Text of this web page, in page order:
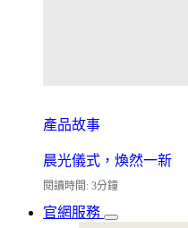
產品故事
晨光儀式，煥然一新
閱讀時間: 3分鐘
官網服務